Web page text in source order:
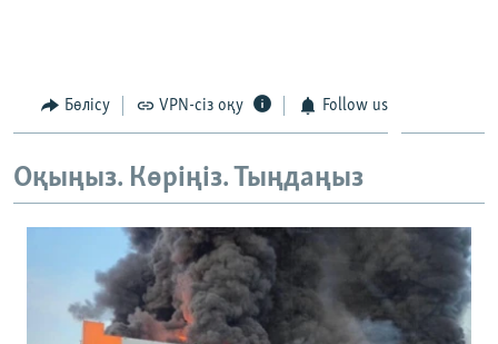
Бөлісу VPN-сіз оқу Follow us
Оқыңыз. Көріңіз. Тыңдаңыз